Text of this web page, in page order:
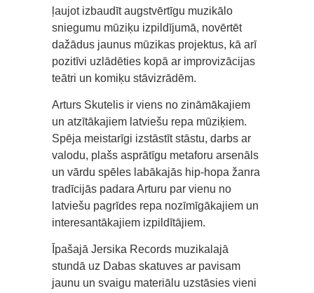
ļaujot izbaudīt augstvērtīgu muzikālo
sniegumu mūziķu izpildījumā, novērtēt
dažādus jaunus mūzikas projektus, kā arī
pozitīvi uzlādēties kopā ar improvizācijas
teātri un komiķu stāvizrādēm.
Arturs Skutelis ir viens no zināmākajiem
un atzītākajiem latviešu repa mūziķiem.
Spēja meistarīgi izstāstīt stāstu, darbs ar
valodu, plašs asprātīgu metaforu arsenāls
un vārdu spēles labākajās hip-hopa žanra
tradīcijās padara Arturu par vienu no
latviešu pagrīdes repa nozīmīgākajiem un
interesantākajiem izpildītājiem.
Īpašajā Jersika Records muzikalajā
stundā uz Dabas skatuves ar pavisam
jaunu un svaigu materiālu uzstāsies vieni